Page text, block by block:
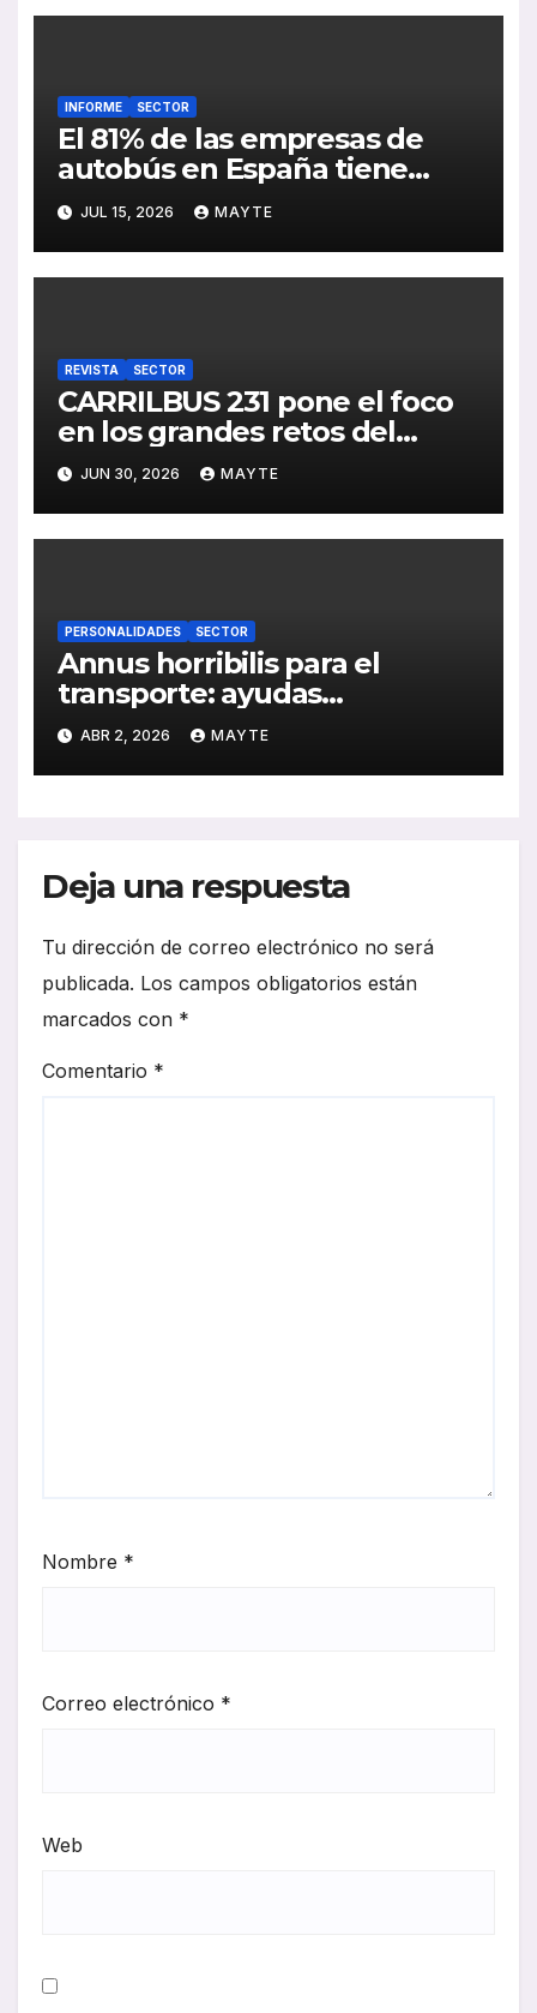
INFORME SECTOR
El 81% de las empresas de
autobús en España tiene
serias dificultades para
encontrar conductores
JUL 15, 2026 MAYTE
REVISTA SECTOR
CARRILBUS 231 pone el foco
en los grandes retos del
transporte urbano en España
JUN 30, 2026 MAYTE
PERSONALIDADES SECTOR
Annus horribilis para el
transporte: ayudas
insuficientes y costes
disparados en el arranque de
2026
ABR 2, 2026 MAYTE
Deja una respuesta
Tu dirección de correo electrónico no será
publicada. Los campos obligatorios están
marcados con *
Comentario *
Nombre *
Correo electrónico *
Web